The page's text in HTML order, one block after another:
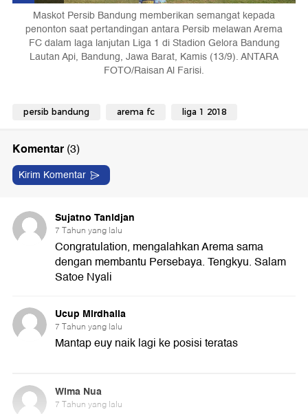
Maskot Persib Bandung memberikan semangat kepada
penonton saat pertandingan antara Persib melawan Arema
FC dalam laga lanjutan Liga 1 di Stadion Gelora Bandung
Lautan Api, Bandung, Jawa Barat, Kamis (13/9). ANTARA
FOTO/Raisan Al Farisi.
persib bandung arema fc liga 1 2018